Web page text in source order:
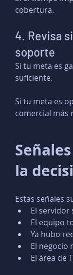
cobertura.
4. Revisa
soporte
Si tu meta es
suficiente.
Si tu meta es
comercial más
la
Estas señales
El
El equipo
Ya hubo
El negocio
El área de